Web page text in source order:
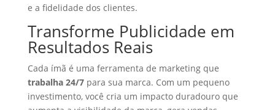
e a fidelidade dos clientes.
Transforme Publicidade em
Resultados Reais
Cada ímã é uma ferramenta de marketing que
trabalha 24/7para sua marca. Com um pequeno
investimento, você cria um impacto duradouro que